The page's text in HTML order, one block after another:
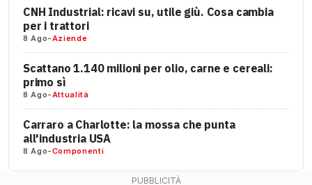
CNH Industrial: ricavi su, utile giù. Cosa cambia
per i trattori
8 Ago-Aziende
Scattano 1.140 milioni per olio, carne e cereali:
primo sì
8 Ago-Attualità
Carraro a Charlotte: la mossa che punta
all'industria USA
8 Ago-Componenti